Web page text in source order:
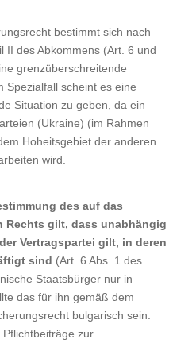
bestimmt sich nach
II des Abkommens (Art. 6 und
grenzüberschreitende
Spezialfall scheint es eine
Situation zu geben, da ein
(Ukraine) (im Rahmen
Hoheitsgebiet der anderen
wird.
des auf das
Rechts gilt, dass unabhängig
Vertragspartei gilt, in deren
sind (Art. 6 Abs. 1 des
Staatsbürger nur in
das für ihn gemäß dem
bulgarisch sein.
zur